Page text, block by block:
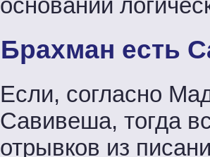
Брахман есть
Если, согласно
Савивеша, тогда
отрывков из